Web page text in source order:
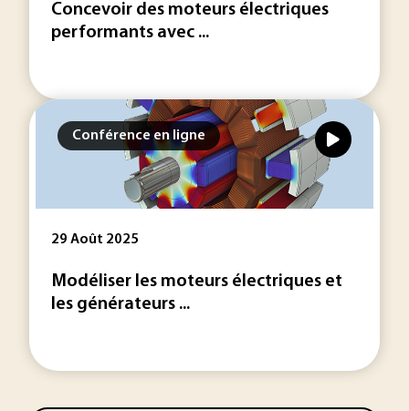
Concevoir des moteurs électriques
performants avec ...
Conférence en ligne
29 Août 2025
Modéliser les moteurs électriques et
les générateurs ...